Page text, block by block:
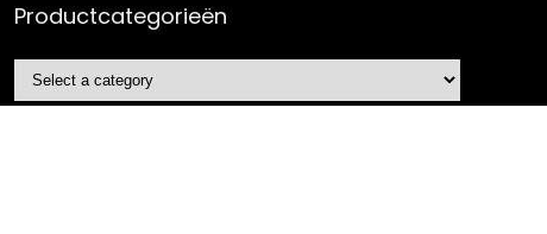
Productcategorieën